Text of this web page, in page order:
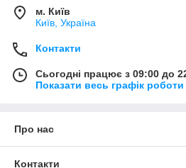
м. Київ
Київ, Україна
Контакти
Сьогодні працює з 09:00 до
Показати весь графік роботи
Про нас
Контакти